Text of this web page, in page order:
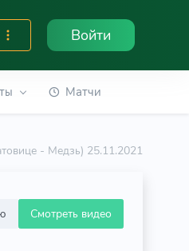
Войти
Матчи
- Медзь) 25.11.2021
Смотреть видео